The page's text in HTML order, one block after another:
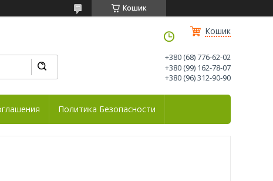
Кошик
Кошик
+380 (68) 776-62-02
+380 (99) 162-78-07
+380 (96) 312-90-90
Политика Безопасности